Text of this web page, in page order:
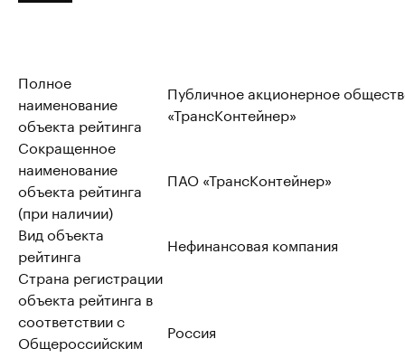
Полное
наименование
объекта рейтинга
Публичное акционерное
«ТрансКонтейнер»
Сокращенное
наименование
объекта рейтинга
(при наличии)
ПАО «ТрансКонтейнер»
Вид объекта
рейтинга
Нефинансовая компания
Страна регистрации
объекта рейтинга в
соответствии с
Общероссийским
Россия